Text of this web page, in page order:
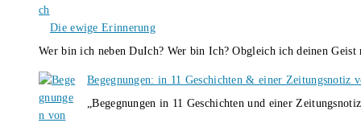
Die ewige Erinnerung
Wer bin ich neben DuIch? Wer bin Ich? Obgleich ich deinen
Begegnungen: in 11 Geschichten & einer Zeitungsnotiz
„Begegnungen in 11 Geschichten und einer